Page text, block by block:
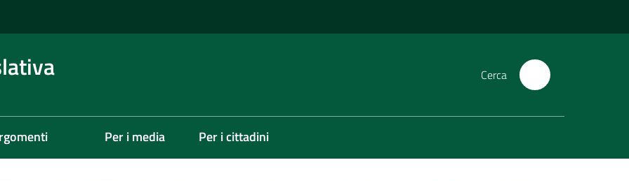
Cerca
Per i media Per i cittadini